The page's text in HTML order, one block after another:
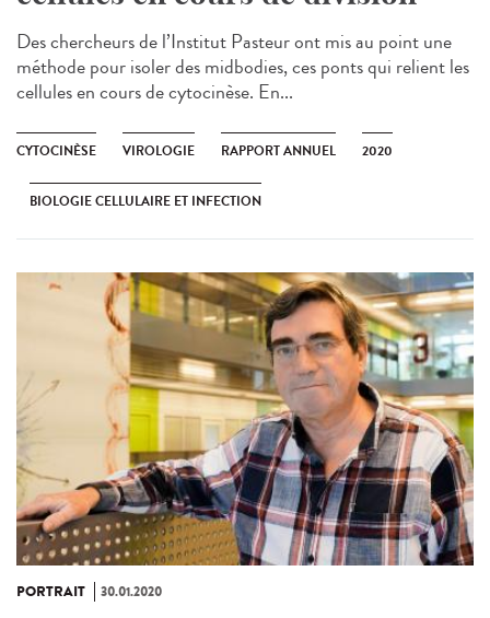
Des chercheurs de l’Institut Pasteur ont mis au point une
méthode pour isoler des midbodies, ces ponts qui relient les
cellules en cours de cytocinèse. En...
CYTOCINÈSE VIROLOGIE RAPPORT ANNUEL 2020
BIOLOGIE CELLULAIRE ET INFECTION
PORTRAIT 30.01.2020